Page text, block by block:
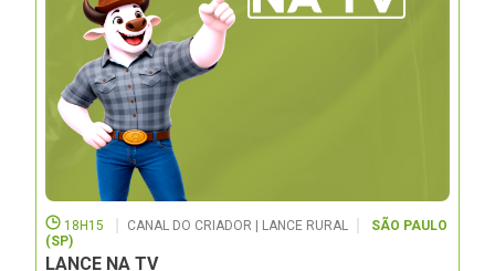
18H15 CANAL DO CRIADOR | LANCE RURAL
SÃO PAULO
(SP)
LANCE NA TV